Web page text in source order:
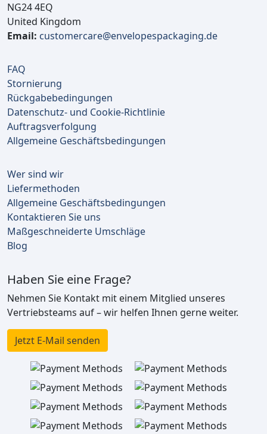
NG24 4EQ
United Kingdom
Email: customercare@envelopespackaging.de
FAQ
Stornierung
Rückgabebedingungen
Datenschutz- und Cookie-Richtlinie
Auftragsverfolgung
Allgemeine Geschäftsbedingungen
Wer sind wir
Liefermethoden
Allgemeine Geschäftsbedingungen
Kontaktieren Sie uns
Maßgeschneiderte Umschläge
Blog
Haben Sie eine Frage?
Nehmen Sie Kontakt mit einem Mitglied unseres
Vertriebsteams auf – wir helfen Ihnen gerne weiter.
Jetzt E-Mail senden